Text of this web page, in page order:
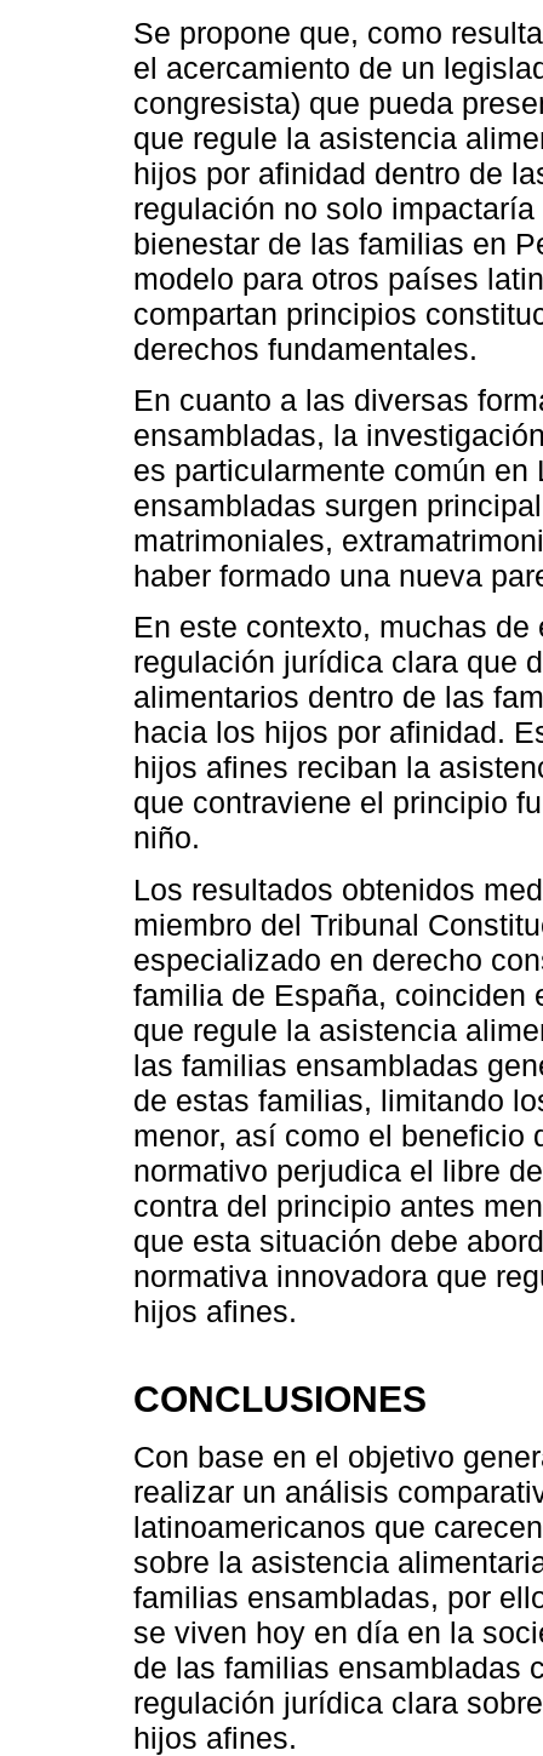
Se propone que, como
el acercamiento de un
congresista) que pueda
que regule la asistencia
hijos por afinidad dentro de
regulación no solo
bienestar de las familias en
modelo para otros países
compartan principios
derechos fundamentales.
En cuanto a las diversas
ensambladas, la
es particularmente común
ensambladas surgen
matrimoniales,
haber formado una nueva
En este contexto, muchas
regulación jurídica clara que
alimentarios dentro de las
hacia los hijos por afinidad.
hijos afines reciban la
que contraviene el principio
niño.
Los resultados obtenidos
miembro del Tribunal
especializado en derecho
familia de España, coinciden
que regule la asistencia
las familias ensambladas
de estas familias, limitando
menor, así como el beneficio
normativo perjudica el libre
contra del principio antes
que esta situación debe
normativa innovadora que
hijos afines.
CONCLUSIONES
Con base en el objetivo
realizar un análisis
latinoamericanos que
sobre la asistencia
familias ensambladas, por
se viven hoy en día en la
de las familias ensambladas
regulación jurídica clara
hijos afines.